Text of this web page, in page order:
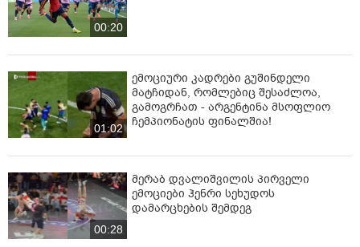
00:20
01:02
ემოციური კადრები გუშინდელი
მატჩიდან, რომლებიც შესაძლოა,
გამოგრჩათ - არ­გენ­ტი­ნა მსოფ­ლიო
ჩემ­პი­ო­ნა­ტის ფი­ნალ­შია!
00:28
მერაბ დვალიშვილის პირველი
ემოციები ჰენრი სეხუდოს
დამარცხების შემდეგ